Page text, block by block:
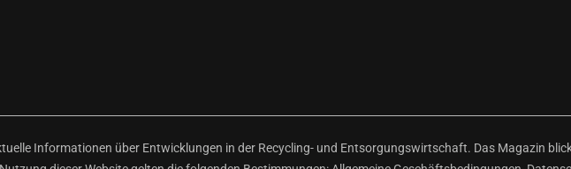
Informationen über Entwicklungen in der Recycling- und Entsorgungswirtschaft. Das Magazin